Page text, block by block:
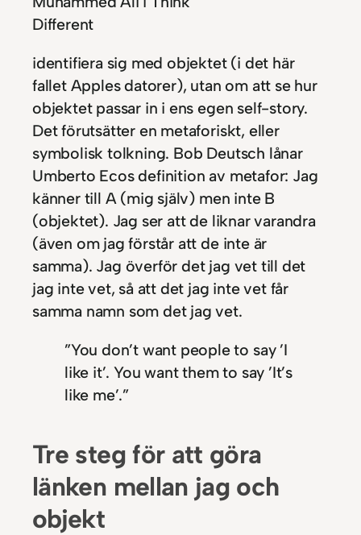
Different
identifiera sig med objektet (i det här
fallet Apples datorer), utan om att se hur
objektet passar in i ens egen self-story.
Det förutsätter en metaforiskt, eller
symbolisk tolkning. Bob Deutsch lånar
Umberto Ecos definition av metafor: Jag
känner till A (mig själv) men inte B
(objektet). Jag ser att de liknar varandra
(även om jag förstår att de inte är
samma). Jag överför det jag vet till det
jag inte vet, så att det jag inte vet får
samma namn som det jag vet.
”You don’t want people to say ’I
like it’. You want them to say ’It’s
like me’.”
Tre steg för att göra
länken mellan jag och
objekt